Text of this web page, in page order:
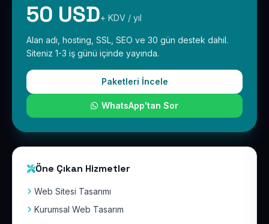
50 USD+ KDV / yıl
Alan adı, hosting, SSL, SEO ve 30 gün destek dahil.
Siteniz 1-3 iş günü içinde yayında.
Paketleri İncele
WhatsApp'tan Sor
Öne Çıkan Hizmetler
Web Sitesi Tasarımı
Kurumsal Web Tasarım